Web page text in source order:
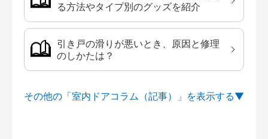
る方法やタイプ別のグッズを紹介
引き戸の滑りが悪いとき、原因と修理
のしかたは？
その他の「室内ドアコラム（記事）」を